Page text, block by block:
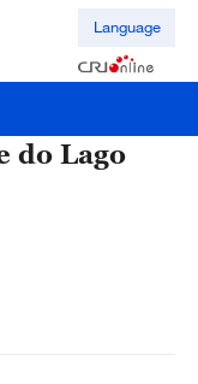
Language
do Lago